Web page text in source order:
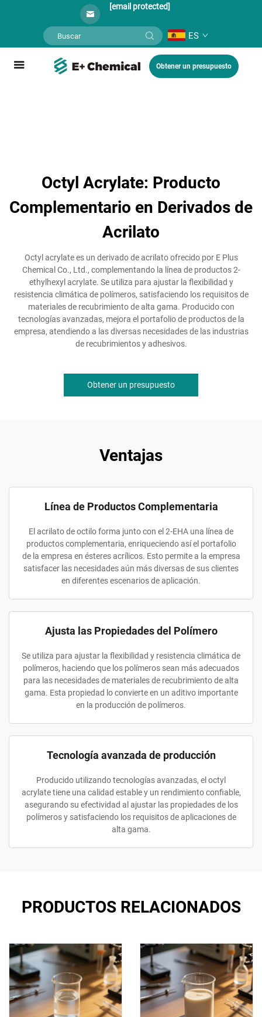
[email protected]
ES
Obtener un presupuesto
Octyl Acrylate: Producto
Complementario en Derivados de
Acrilato
Octyl acrylate es un derivado de acrilato ofrecido por E Plus
Chemical Co., Ltd., complementando la línea de productos 2-
ethylhexyl acrylate. Se utiliza para ajustar la flexibilidad y
resistencia climática de polímeros, satisfaciendo los requisitos de
materiales de recubrimiento de alta gama. Producido con
tecnologías avanzadas, mejora el portafolio de productos de la
empresa, atendiendo a las diversas necesidades de las industrias
de recubrimientos y adhesivos.
Obtener un presupuesto
Ventajas
Línea de Productos Complementaria
El acrilato de octilo forma junto con el 2-EHA una línea de
productos complementaria, enriqueciendo así el portafolio
de la empresa en ésteres acrílicos. Esto permite a la empresa
satisfacer las necesidades aún más diversas de sus clientes
en diferentes escenarios de aplicación.
Ajusta las Propiedades del Polímero
Se utiliza para ajustar la flexibilidad y resistencia climática de
polímeros, haciendo que los polímeros sean más adecuados
para las necesidades de materiales de recubrimiento de alta
gama. Esta propiedad lo convierte en un aditivo importante
en la producción de polímeros.
Tecnología avanzada de producción
Producido utilizando tecnologías avanzadas, el octyl
acrylate tiene una calidad estable y un rendimiento confiable,
asegurando su efectividad al ajustar las propiedades de los
polímeros y satisfaciendo los requisitos de aplicaciones de
alta gama.
PRODUCTOS RELACIONADOS